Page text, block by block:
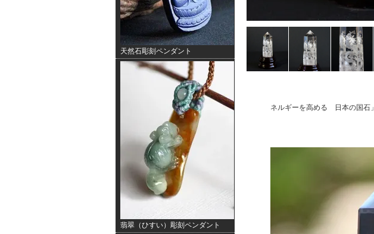
天然石彫刻ペンダント
翡翠（ひすい）彫刻ペンダント
ネルギーを高める 日本の国石」